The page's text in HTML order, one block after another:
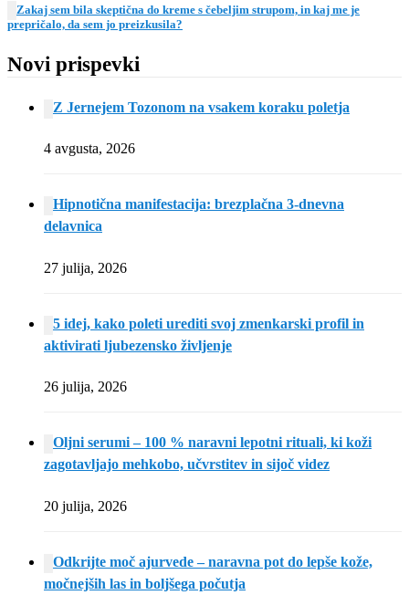
Zakaj sem bila skeptična do kreme s čebeljim strupom, in kaj me je
prepričalo, da sem jo preizkusila?
Novi prispevki
Z Jernejem Tozonom na vsakem koraku poletja
4 avgusta, 2026
Hipnotična manifestacija: brezplačna 3-dnevna
delavnica
27 julija, 2026
5 idej, kako poleti urediti svoj zmenkarski profil in
aktivirati ljubezensko življenje
26 julija, 2026
Oljni serumi – 100 % naravni lepotni rituali, ki koži
zagotavljajo mehkobo, učvrstitev in sijoč videz
20 julija, 2026
Odkrijte moč ajurvede – naravna pot do lepše kože,
močnejših las in boljšega počutja